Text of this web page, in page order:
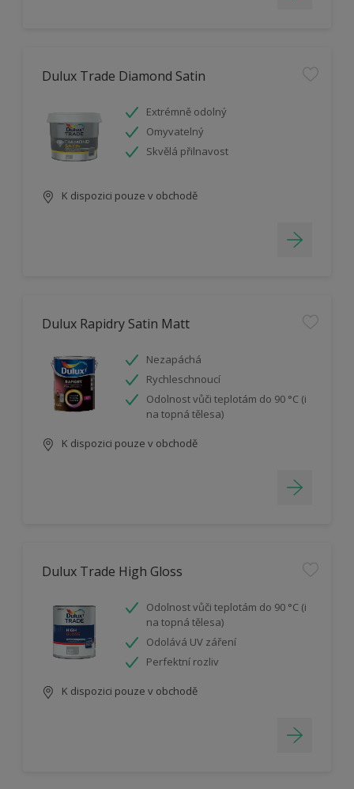
Dulux Trade Diamond Satin
Extrémně odolný
Omyvatelný
Skvělá přilnavost
K dispozici pouze v obchodě
Dulux Rapidry Satin Matt
Nezapáchá
Rychleschnoucí
Odolnost vůči teplotám do 90 °C (i
na topná tělesa)
K dispozici pouze v obchodě
Dulux Trade High Gloss
Odolnost vůči teplotám do 90 °C (i
na topná tělesa)
Odolává UV záření
Perfektní rozliv
K dispozici pouze v obchodě